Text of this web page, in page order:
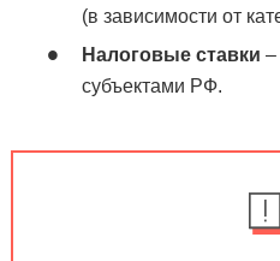
(в зависимости от
Налоговые ставки –
субъектами РФ.